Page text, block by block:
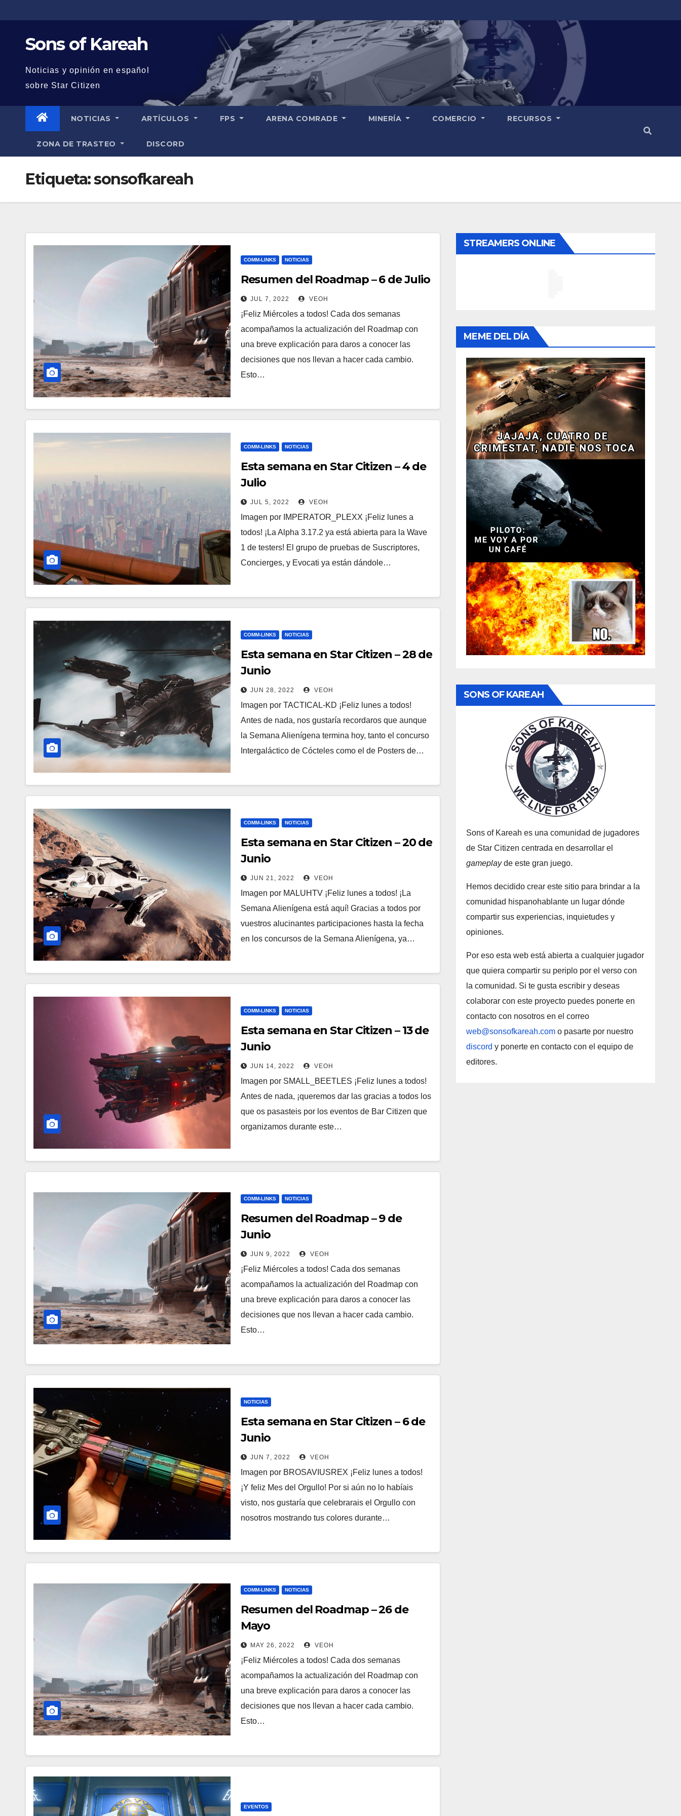
al
contenidoSons of Kareah
Noticias y opinión en español
sobre Star Citizen
NOTICIAS ARTÍCULOS FPS ARENA COMRADE MINERÍA COMERCIO RECURSOS
ZONA DE TRASTEO DISCORD
Etiqueta:sonsofkareah
COMM-LINKS NOTICIAS
Resumen del Roadmap – 6 de Julio
JUL 7, 2022 VEOH
¡Feliz Miércoles a todos! Cada dos semanas
acompañamos la actualización del Roadmap con
una breve explicación para daros a conocer las
decisiones que nos llevan a hacer cada cambio.
Esto…
COMM-LINKS NOTICIAS
Esta semana en Star Citizen – 4 de
Julio
JUL 5, 2022 VEOH
Imagen por IMPERATOR_PLEXX ¡Feliz lunes a
todos! ¡La Alpha 3.17.2 ya está abierta para la Wave
1 de testers! El grupo de pruebas de Suscriptores,
Concierges, y Evocati ya están dándole…
COMM-LINKS NOTICIAS
Esta semana en Star Citizen – 28 de
Junio
JUN 28, 2022 VEOH
Imagen por TACTICAL-KD ¡Feliz lunes a todos!
Antes de nada, nos gustaría recordaros que aunque
la Semana Alienígena termina hoy, tanto el concurso
Intergaláctico de Cócteles como el de Posters de…
COMM-LINKS NOTICIAS
Esta semana en Star Citizen – 20 de
Junio
JUN 21, 2022 VEOH
Imagen por MALUHTV ¡Feliz lunes a todos! ¡La
Semana Alienígena está aquí! Gracias a todos por
vuestros alucinantes participaciones hasta la fecha
en los concursos de la Semana Alienígena, ya…
COMM-LINKS NOTICIAS
Esta semana en Star Citizen – 13 de
Junio
JUN 14, 2022 VEOH
Imagen por SMALL_BEETLES ¡Feliz lunes a todos!
Antes de nada, ¡queremos dar las gracias a todos los
que os pasasteis por los eventos de Bar Citizen que
organizamos durante este…
COMM-LINKS NOTICIAS
Resumen del Roadmap – 9 de
Junio
JUN 9, 2022 VEOH
¡Feliz Miércoles a todos! Cada dos semanas
acompañamos la actualización del Roadmap con
una breve explicación para daros a conocer las
decisiones que nos llevan a hacer cada cambio.
Esto…
NOTICIAS
Esta semana en Star Citizen – 6 de
Junio
JUN 7, 2022 VEOH
Imagen por BROSAVIUSREX ¡Feliz lunes a todos!
¡Y feliz Mes del Orgullo! Por si aún no lo habíais
visto, nos gustaría que celebrarais el Orgullo con
nosotros mostrando tus colores durante…
COMM-LINKS NOTICIAS
Resumen del Roadmap – 26 de
Mayo
MAY 26, 2022 VEOH
¡Feliz Miércoles a todos! Cada dos semanas
acompañamos la actualización del Roadmap con
una breve explicación para daros a conocer las
decisiones que nos llevan a hacer cada cambio.
Esto…
EVENTOS
STREAMERS ONLINE
MEME DEL DÍA
SONS OF KAREAH
Sons of Kareah es una comunidad de jugadores
de Star Citizen centrada en desarrollar el
gameplayde este gran juego.
Hemos decidido crear este sitio para brindar a la
comunidad hispanohablante un lugar dónde
compartir sus experiencias, inquietudes y
opiniones.
Por eso esta web está abierta a cualquier jugador
que quiera compartir su periplo por el verso con
la comunidad. Si te gusta escribir y deseas
colaborar con este proyecto puedes ponerte en
contacto con nosotros en el correo
web@sonsofkareah.com o pasarte por nuestro
discord y ponerte en contacto con el equipo de
editores.